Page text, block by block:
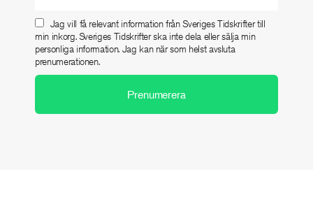
Jag vill få relevant information från Sveriges Tidskrifter till
min inkorg. Sveriges Tidskrifter ska inte dela eller sälja min
personliga information. Jag kan när som helst avsluta
prenumerationen.